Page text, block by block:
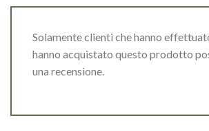
Solamente clienti che hanno
hanno acquistato questo prodotto
una recensione.